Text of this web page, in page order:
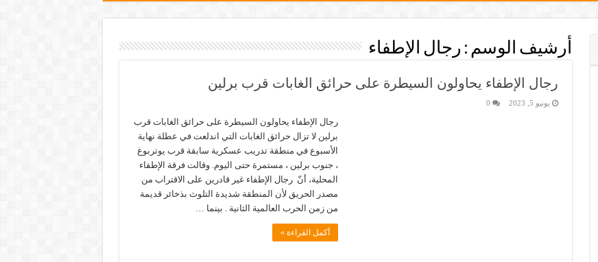
أرشيف الوسم : رجال الإطفاء
رجال الإطفاء يحاولون السيطرة على حرائق الغابات قرب برلين
يونيو 5, 2023 0
رجال الإطفاء يحاولون السيطرة على حرائق الغابات قرب
برلين لا تزال حرائق الغابات التي اندلعت في عطلة نهاية
الأسبوع في منطقة تدريب عسكرية سابقة قرب يوتربوغ
، جنوب برلين ، مستمرة حتى اليوم. وقالت فرقة الإطفاء
المحلية، أنّ رجال الإطفاء غير قادرين على الاقتراب من
مصدر الحريق لأن المنطقة شديدة التلوث بذخائر قديمة
من زمن الحرب العالمية الثانية . بينما …
أكمل القراءة »